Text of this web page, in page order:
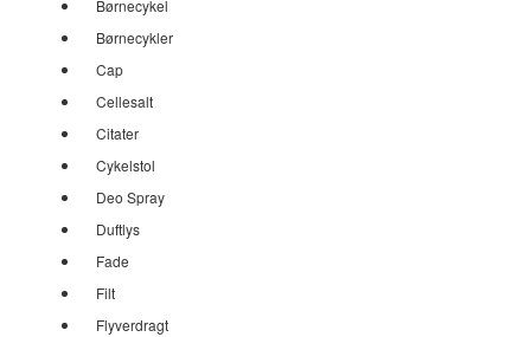
Børnecykel
Børnecykler
Cap
Cellesalt
Citater
Cykelstol
Deo Spray
Duftlys
Fade
Filt
Flyverdragt